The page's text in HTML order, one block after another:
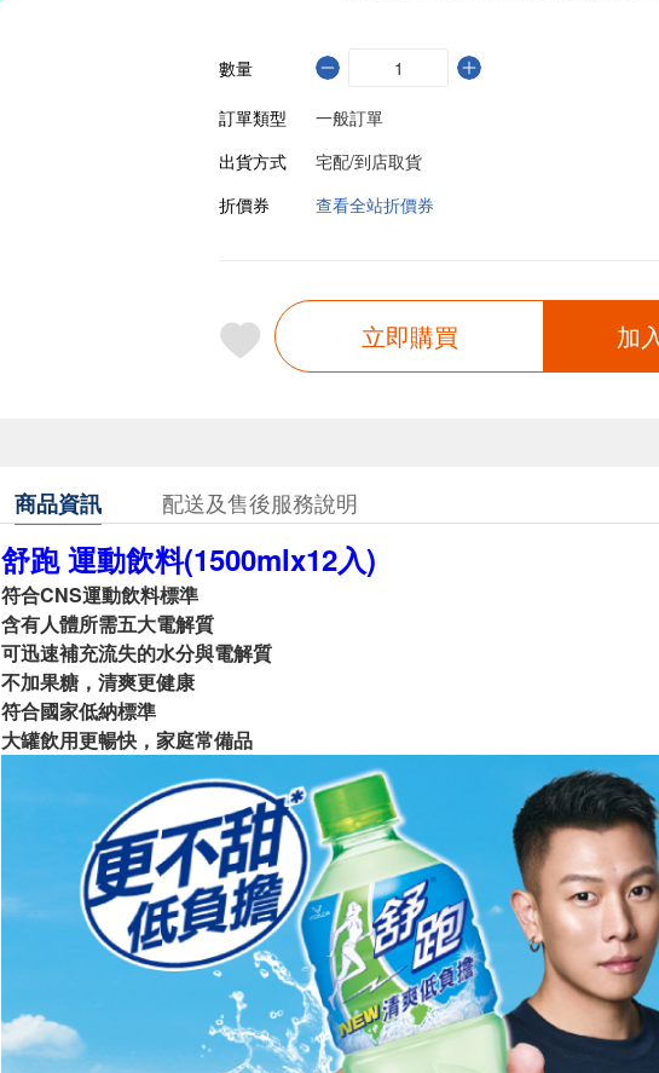
數量
訂單類型
一般訂單
出貨方式
宅配/到店取貨
折價券
查看全站折價券
立即購買 加
商品資訊 配送及售後服務說明
舒跑 運動飲料(1500mlx12入)
符合CNS運動飲料標準
含有人體所需五大電解質
可迅速補充流失的水分與電解質
不加果糖，清爽更健康
符合國家低納標準
大罐飲用更暢快，家庭常備品